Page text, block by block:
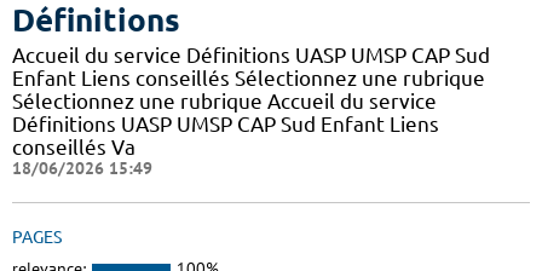
Définitions
Accueil du service Définitions UASP UMSP CAP Sud
Enfant Liens conseillés Sélectionnez une rubrique
Sélectionnez une rubrique Accueil du service
Définitions UASP UMSP CAP Sud Enfant Liens
conseillés Va
18/06/2026 15:49
PAGES